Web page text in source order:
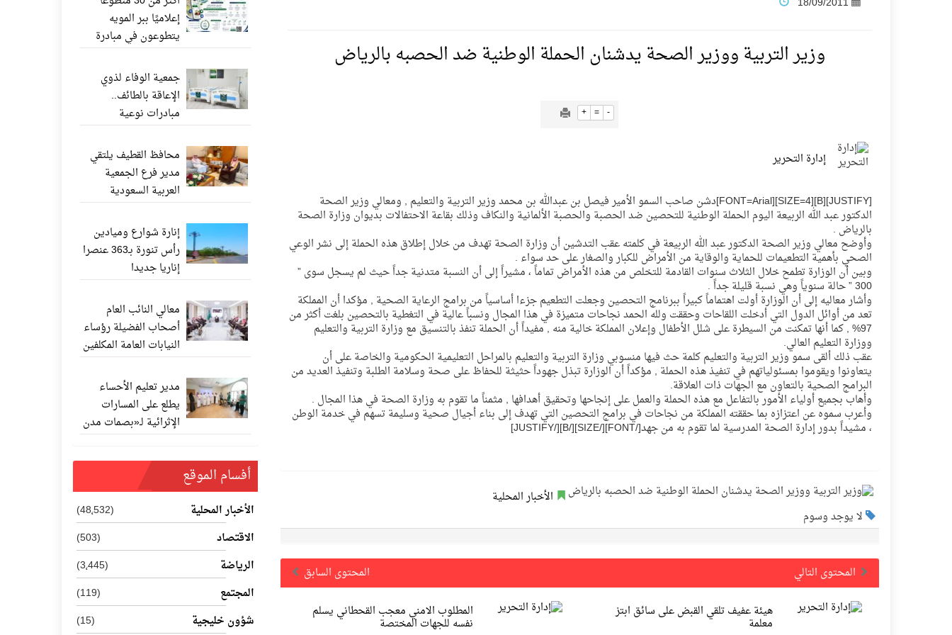
تنافس قوي بين كبرى الإسطبلات في ثاني أسابيع موسم سباقات الرياض
سيل الخير يروي ملاعب الكوكب
كأس العالم للرياضات الإلكترونية شاهد على ريادة المملكة والنهضة الشاملة فيها
المنتخب السعودي ينافس (64) دولة في أولمبياد الفلك والفيزياء الفلكية الدولي بالهند
كأس العالم للرياضات الإلكترونية: فريق Karmine Corp الفرنسي بطلًا لبطولة Rocket League
إعلاميًا ببر المويه
يتطوعون في مبادرة
«ناشر الخير» عبر
واتساب
جمعية الوفاء لذوي
الإعاقة بالطائف..
مبادرات نوعية
وإنجازات إنسانية تعزز
جودة الحياة
محافظ القطيف يلتقي
مدير فرع الجمعية
العربية السعودية
للثقافة والفنون بالدمام
إنارة شوارع وميادين
رأس تنورة بـ363 عنصرا
إناريا جديدا
معالي النائب العام
أصحاب الفضيلة رؤساء
النيابات العامة المكلفين
حديثًا
مدير تعليم الأحساء
يطلع على المسارات
الإثرائية لـ«بصمات مدن
المستقبل 202
أفسام الموقع
الأخبار المحلية
(48٬532)
الاقتصاد
(503)
الرياضة
(3٬445)
المجتمع
(119)
شؤون خليجية
(15)
وزير التربية ووزير الصحة يدشنان الحملة الوطنية ضد الحصبه بالرياض
+ = -
إدارة التحرير
[JUSTIFY][B][SIZE=4][FONT=Arial]دشن صاحب السمو الأمير فيصل بن عبدالله بن محمد وزير التربية والتعليم , ومعالي وزير الصحة
الدكتور عبد الله الربيعة اليوم الحملة الوطنية للتحصين ضد الحصبة والحصبة الألمانية والنكاف وذلك بقاعة الاحتفالات بديوان وزارة الصحة
بالرياض .
وأوضح معالي وزير الصحة الدكتور عبد الله الربيعة في كلمته عقب التدشين أن وزارة الصحة تهدف من خلال إطلاق هذه الحملة إلى نشر الوعي
الصحي بأهمية التطعيمات للحماية والوقاية من الأمراض للكبار والصغار على حد سواء .
وبين أن الوزارة تطمح خلال الثلاث سنوات القادمة للتخلص من هذه الأمراض تماماً ، مشيراً إلى أن النسبة متدنية جداً حيث لم يسجل سوى ”
300 ” حالة سنوياً وهي نسبة قليلة جداً .
وأشار معاليه إلى أن الوزارة أولت اهتماماً كبيراً ببرنامج التحصين وجعلت التطعيم جزءا أساسياً من برامج الرعاية الصحية , مؤكدا أن المملكة
تعد من أوائل الدول التي أدخلت اللقاحات وحققت ولله الحمد نجاحات متميزة في هذا المجال ونسباً عالية في التغطية بالتحصين بلغت أكثر من
97% , كما أنها تمكنت من السيطرة على شلل الأطفال وإعلان المملكة خالية منه , مفيداً أن الحملة تنفذ بالتنسيق مع وزارة التربية والتعليم
ووزارة التعليم العالي.
عقب ذلك ألقى سمو وزير التربية والتعليم كلمة حث فيها منسوبي وزارة التربية والتعليم بالمراحل التعليمية الحكومية والخاصة على أن
يتعاونوا ويقوموا بمسئولياتهم في تنفيذ هذه الحملة , مؤكداً أن الوزارة تبذل جهوداً حثيثة للحفاظ على صحة وسلامة الطلبة وتنفيذ العديد من
البرامج الصحية بالتعاون مع الجهات ذات العلاقة.
وأهاب بجميع أولياء الأمور بالتفاعل مع هذه الحملة والعمل على إنجاحها وتحقيق أهدافها , مثمناً ما تقوم به وزارة الصحة في هذا المجال .
وأعرب سموه عن اعتزازه بما حققته المملكة من نجاحات في برامج التحصين التي تهدف إلى بناء أجيال صحية وسليمة تسهم في خدمة الوطن
، مشيداً بدور إدارة الصحة المدرسية لما تقوم به من جهد[/FONT][/SIZE][/B][/JUSTIFY]
الأخبار المحلية
لا يوجد وسوم
المحتوى السابق
المحتوى التالي
المطلوب الامني معجب القحطاني يسلم
نفسه للجهات المختصة
هيئة عفيف تلقي القبض على سائق ابتز
معلمة